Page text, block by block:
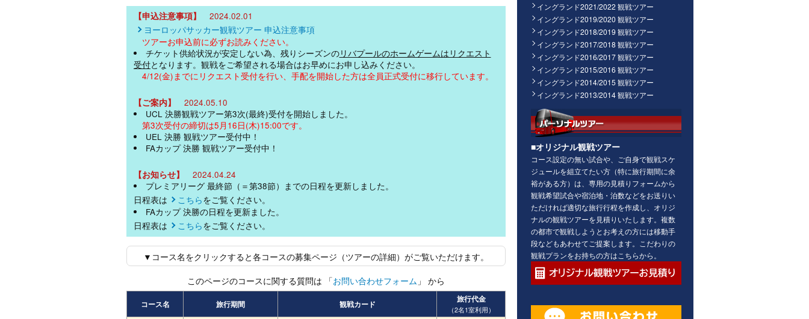
【申込注意事項】
2024.02.01
ヨーロッパサッカー観戦ツアー 申込注意事項
ツアーお申込前に必ずお読みください。
チケット供給状況が安定しない為、残りシーズンのリバプールのホームゲームはリクエスト
受付となります。観戦をご希望される場合はお早めにお申し込みください。
4/12(金)までにリクエスト受付を行い、手配を開始した方は全員正式受付に移行しています。
【ご案内】
2024.05.10
UCL 決勝観戦ツアー第3次(最終)受付を開始しました。
第3次受付の締切は5月16日(木)15:00です。
UEL 決勝 観戦ツアー受付中！
FAカップ 決勝 観戦ツアー受付中！
【お知らせ】
2024.04.24
プレミアリーグ 最終節（＝第38節）までの日程を更新しました。
日程表は
こちらをご覧ください。
FAカップ 決勝の日程を更新ました。
日程表は
こちらをご覧ください。
▼コース名をクリックすると各コースの募集ページ（ツアーの詳細）がご覧いただけます。
このページのコースに関する質問は 「お問い合わせフォーム 」 から
コース名 旅行期間 観戦カード 旅行代金
（2名1室利用）
イングランド2021/2022 観戦ツアー
イングランド2019/2020 観戦ツアー
イングランド2018/2019 観戦ツアー
イングランド2017/2018 観戦ツアー
イングランド2016/2017 観戦ツアー
イングランド2015/2016 観戦ツアー
イングランド2014/2015 観戦ツアー
イングランド2013/2014 観戦ツアー
■オリジナル観戦ツアー
コース設定の無い試合や、ご自身で観戦スケ
ジュールを組立てたい方（特に旅行期間に余
裕がある方）は、専用の見積りフォームから
観戦希望試合や宿泊地・泊数などをお送りい
ただければ適切な旅行行程を作成し、オリジ
ナルの観戦ツアーを見積りいたします。複数
の都市で観戦しようとお考えの方には移動手
段などもあわせてご提案します。こだわりの
観戦プランをお持ちの方はこちらから。